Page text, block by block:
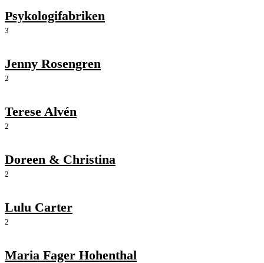
Psykologifabriken
3
Jenny Rosengren
2
Terese Alvén
2
Doreen & Christina
2
Lulu Carter
2
Maria Fager Hohenthal